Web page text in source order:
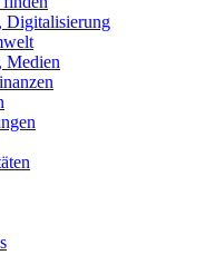
Digitalisierung
Medien